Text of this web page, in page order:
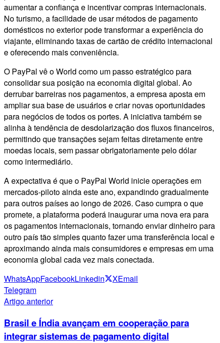
aumentar a confiança e incentivar compras internacionais.
No turismo, a facilidade de usar métodos de pagamento
domésticos no exterior pode transformar a experiência do
viajante, eliminando taxas de cartão de crédito internacional
e oferecendo mais conveniência.
O PayPal vê o World como um passo estratégico para
consolidar sua posição na economia digital global. Ao
derrubar barreiras nos pagamentos, a empresa aposta em
ampliar sua base de usuários e criar novas oportunidades
para negócios de todos os portes. A iniciativa também se
alinha à tendência de desdolarização dos fluxos financeiros,
permitindo que transações sejam feitas diretamente entre
moedas locais, sem passar obrigatoriamente pelo dólar
como intermediário.
A expectativa é que o PayPal World inicie operações em
mercados-piloto ainda este ano, expandindo gradualmente
para outros países ao longo de 2026. Caso cumpra o que
promete, a plataforma poderá inaugurar uma nova era para
os pagamentos internacionais, tornando enviar dinheiro para
outro país tão simples quanto fazer uma transferência local e
aproximando ainda mais consumidores e empresas em uma
economia global cada vez mais conectada.
WhatsAppFacebookLinkedin XEmail
Telegram
Artigo anterior
Brasil e Índia avançam em cooperação para
integrar sistemas de pagamento digital